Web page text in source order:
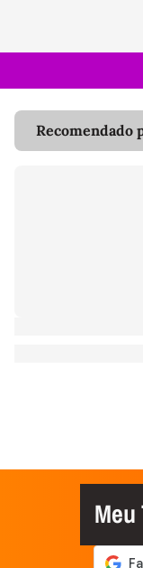
Recomendado
Meu